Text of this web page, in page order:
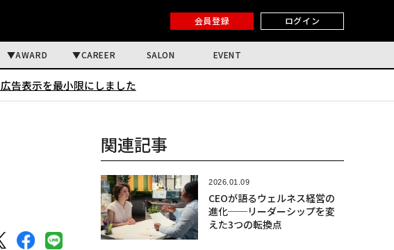
会員登録 ログイン
AWARD CAREER SALON EVENT
告表示を最小限にしました
関連記事
2026.01.09
CEOが語るウェルネス経営の
進化──リーダーシップを変
えた3つの転換点